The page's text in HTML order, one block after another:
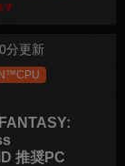
す
分更新
推奨PC